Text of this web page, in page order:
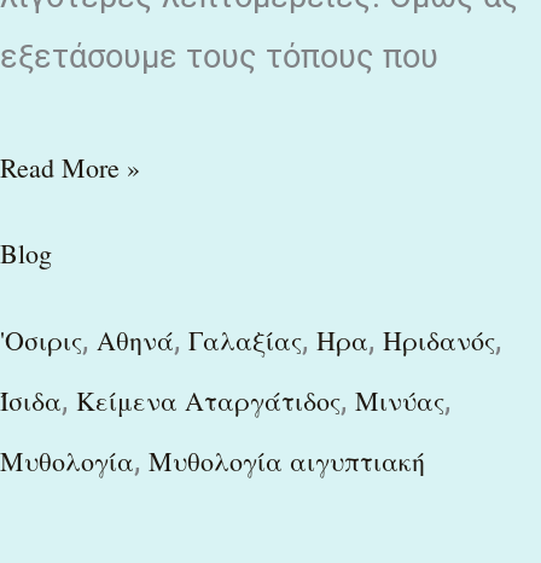
εξετάσουμε τους τόπους που
Read More »
Blog
'Οσιρις, Αθηνά, Γαλαξίας, Ηρα, Ηριδανός,
Ίσιδα, Κείμενα Αταργάτιδος, Μινύας,
Μυθολογία, Μυθολογία αιγυπτιακή